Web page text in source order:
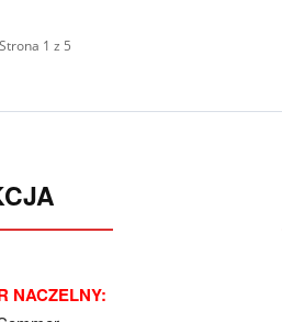
Strona 1 z 5
NACZELNY: